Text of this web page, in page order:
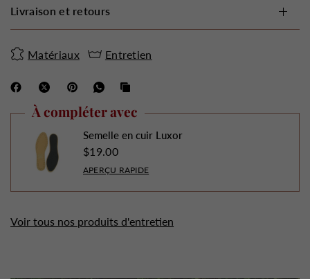
Livraison et retours
Matériaux Entretien
À compléter avec
Semelle en cuir Luxor
$19.00
APERÇU RAPIDE
Voir tous nos produits d'entretien